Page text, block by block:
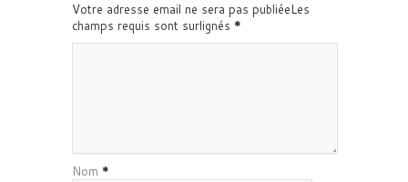
Votre adresse email ne sera pas publiéeLes
champs requis sont surlignés *
Nom *